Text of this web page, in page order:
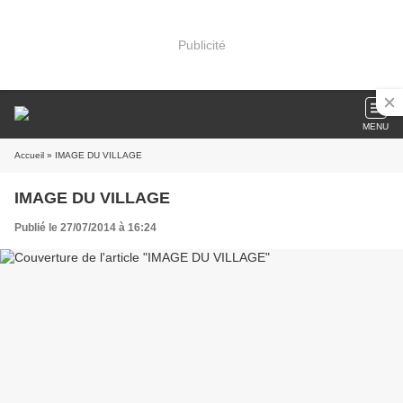
Publicité
MENU
Accueil » IMAGE DU VILLAGE
IMAGE DU VILLAGE
Publié le 27/07/2014 à 16:24